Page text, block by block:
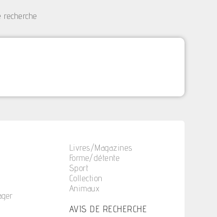
recherche
Livres/Magazines
Forme/détente
Sport
Collection
Animaux
AVIS DE RECHERCHE